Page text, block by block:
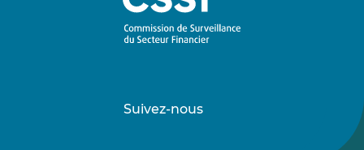
Suivez-nous